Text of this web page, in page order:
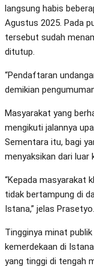
langsung habis
Agustus 2025. Pada
tersebut sudah
ditutup.
“Pendaftaran
demikian
Masyarakat yang
mengikuti jalannya
Sementara itu, bagi
menyaksikan dari luar
“Kepada masyarakat
tidak bertampung di
Istana,” jelas Prasetyo.
Tingginya minat
kemerdekaan di
yang tinggi di tengah